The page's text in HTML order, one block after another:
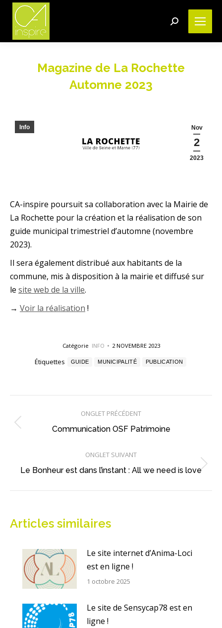
Search:
Magazine de La Rochette
Automne 2023
Nov
2
2023
Info
CA-inspire poursuit sa collaboration avec la Mairie de
La Rochette pour la création et la réalisation de son
guide municipal trimestriel d’automne (novembre
2023).
Il sera également distribué aux habitants de la
commune, mis à disposition à la mairie et diffusé sur
le site web de la ville.
→ Voir la réalisation !
Catégorie INFO 2 NOVEMBRE 2023
Étiquettes GUIDE MUNICIPALITÉ PUBLICATION
de
ONGLET PRÉCÉDENT
Onglet
Communication OSF Patrimoine
ONGLET SUIVANT
Onglet
Le Bonheur est dans l’instant : All we need is love
Articles similaires
Le site internet d’Anima-Loci
est en ligne !
1 octobre 2025
Le site de Sensycap78 est en
ligne !